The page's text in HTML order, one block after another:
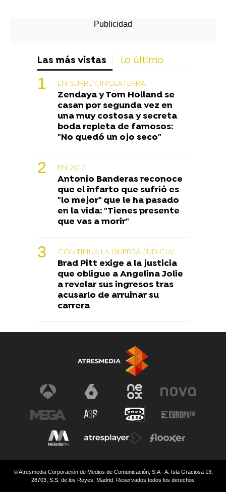
Las más vistas Lo último
EN SURREY, INGLATERRA
Zendaya y Tom Holland se
casan por segunda vez en
una muy costosa y secreta
boda repleta de famosos:
"No quedó un ojo seco"
EN 2017
Antonio Banderas reconoce
que el infarto que sufrió es
"lo mejor" que le ha pasado
en la vida: "Tienes presente
que vas a morir"
CONTINUA LA GUERRA JUDICIAL
Brad Pitt exige a la justicia
que obligue a Angelina Jolie
a revelar sus ingresos tras
acusarlo de arruinar su
carrera
© Atresmedia Corporación de Medios de Comunicación, S.A - A. Isla Graciosa 13,
28703, S.S. de los Reyes, Madrid. Reservados todos los derechos